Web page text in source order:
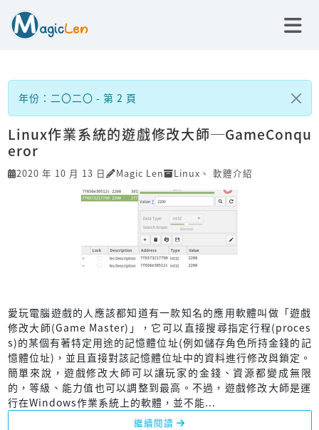
年份：二〇二〇 - 第 2 頁
Linux作業系統的遊戲修改大師─GameConqu
eror
2020 年 10 月 13 日 Magic Len Linux 、 軟體介紹
愛玩電腦遊戲的人應該都知道有一款知名的應用軟體叫做「遊戲
修改大師(Game Master)」，它可以直接搜尋指定行程(proces
s)的某個有著特定用途的記憶體位址(例如儲存角色所持金錢的記
憶體位址)，並且直接對該記憶體位址中的資料進行修改與鎖定。
簡單來說，遊戲修改大師可以讓玩家的金錢、資源都變成無限
的，等級、能力值也可以調整到最高。不過，遊戲修改大師是運
行在Windows作業系統上的軟體，並不能...
繼續閱讀